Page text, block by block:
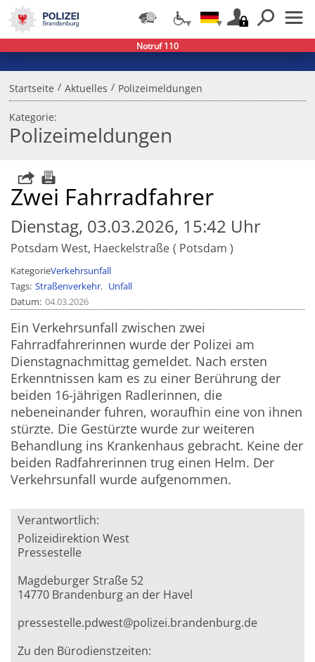
Startseite / Aktuelles / Polizeimeldungen
Kategorie:
Polizeimeldungen
Zwei Fahrradfahrer
Dienstag, 03.03.2026, 15:42 Uhr
Potsdam West, Haeckelstraße Potsdam
KategorieVerkehrsunfall
Tags Straßenverkehr
Unfall
Datum 04.03.2026
Ein Verkehrsunfall zwischen zwei
Fahrradfahrerinnen wurde der Polizei am
Dienstagnachmittag gemeldet. Nach ersten
Erkenntnissen kam es zu einer Berührung der
beiden 16-jährigen Radlerinnen, die
nebeneinander fuhren, woraufhin eine von ihnen
stürzte. Die Gestürzte wurde zur weiteren
Behandlung ins Krankenhaus gebracht. Keine der
beiden Radfahrerinnen trug einen Helm. Der
Verkehrsunfall wurde aufgenommen.
Verantwortlich:
Polizeidirektion West
Pressestelle
Magdeburger Straße 52
14770 Brandenburg an der Havel
pressestelle.pdwest@polizei.brandenburg.de
Zu den Bürodienstzeiten:
Notruf 110